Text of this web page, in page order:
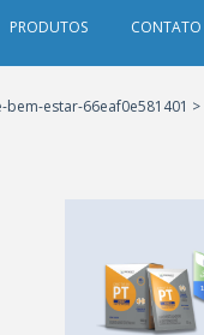
PRODUTOS CONTATO
estar-66eaf0e581401 >